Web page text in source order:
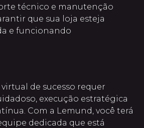
técnico e manutenção
que sua loja esteja
e funcionando
de sucesso requer
execução estratégica
Com a Lemund, você terá
dedicada que está